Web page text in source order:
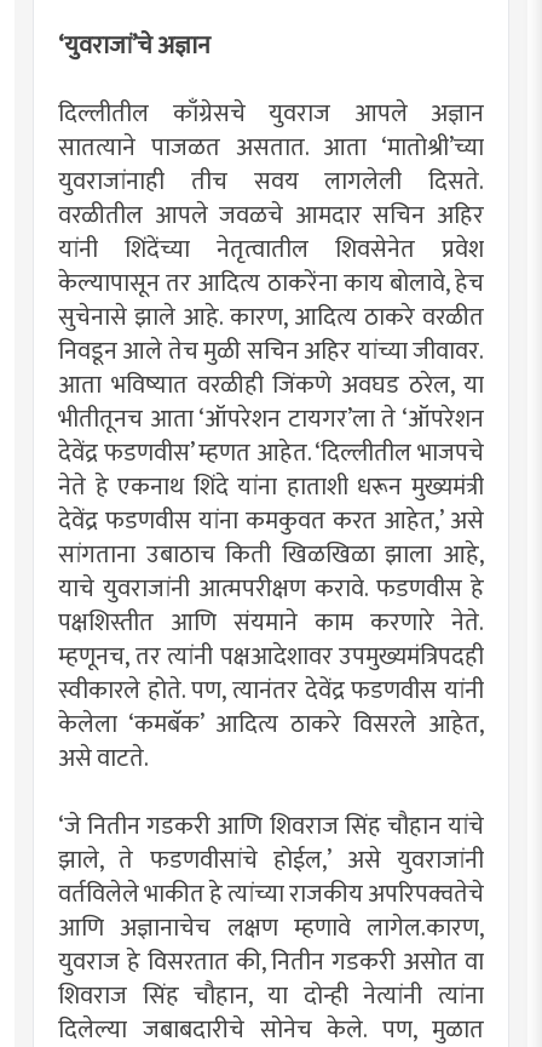
‘युवराजां’चे अज्ञान
दिल्लीतील काँग्रेसचे युवराज आपले अज्ञान
सातत्याने पाजळत असतात. आता ‘मातोश्री’च्या
युवराजांनाही तीच सवय लागलेली दिसते.
वरळीतील आपले जवळचे आमदार सचिन अहिर
यांनी शिंदेंच्या नेतृत्वातील शिवसेनेत प्रवेश
केल्यापासून तर आदित्य ठाकरेंना काय बोलावे, हेच
सुचेनासे झाले आहे. कारण, आदित्य ठाकरे वरळीत
निवडून आले तेच मुळी सचिन अहिर यांच्या जीवावर.
आता भविष्यात वरळीही जिंकणे अवघड ठरेल, या
भीतीतूनच आता ‘ऑपरेशन टायगर’ला ते ‘ऑपरेशन
देवेंद्र फडणवीस’ म्हणत आहेत. ‘दिल्लीतील भाजपचे
नेते हे एकनाथ शिंदे यांना हाताशी धरून मुख्यमंत्री
देवेंद्र फडणवीस यांना कमकुवत करत आहेत,’ असे
सांगताना उबाठाच किती खिळखिळा झाला आहे,
याचे युवराजांनी आत्मपरीक्षण करावे. फडणवीस हे
पक्षशिस्तीत आणि संयमाने काम करणारे नेते.
म्हणूनच, तर त्यांनी पक्षआदेशावर उपमुख्यमंत्रिपदही
स्वीकारले होते. पण, त्यानंतर देवेंद्र फडणवीस यांनी
केलेला ‘कमबॅक’ आदित्य ठाकरे विसरले आहेत,
असे वाटते.
‘जे नितीन गडकरी आणि शिवराज सिंह चौहान यांचे
झाले, ते फडणवीसांचे होईल,’ असे युवराजांनी
वर्तविलेले भाकीत हे त्यांच्या राजकीय अपरिपक्वतेचे
आणि अज्ञानाचेच लक्षण म्हणावे लागेल.कारण,
युवराज हे विसरतात की, नितीन गडकरी असोत वा
शिवराज सिंह चौहान, या दोन्ही नेत्यांनी त्यांना
दिलेल्या जबाबदारीचे सोनेच केले. पण, मुळात